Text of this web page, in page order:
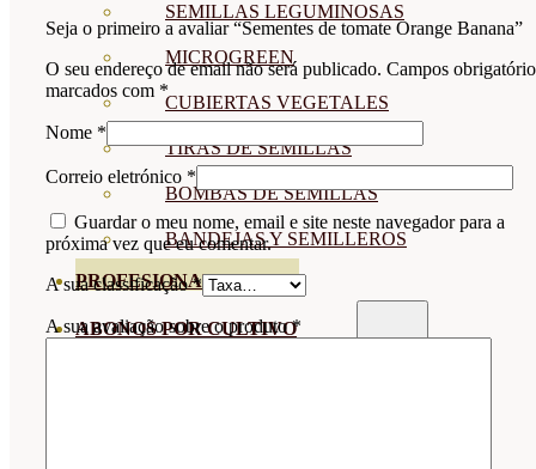
SEMILLAS LEGUMINOSAS
MICROGREEN
CUBIERTAS VEGETALES
TIRAS DE SEMILLAS
BOMBAS DE SEMILLAS
BANDEJAS Y SEMILLEROS
PROFESIONALES
ABONOS POR CULTIVO
Seja o primeiro a avaliar “Sementes de tomate Orange Banana”
O seu endereço de email não será publicado. Campos
marcados com *
Nome *
Correio eletrónico *
Guardar o meu nome, email e site neste navegador para a
próxima vez que eu comentar.
A sua classificação*
A sua avaliação sobre o produto*